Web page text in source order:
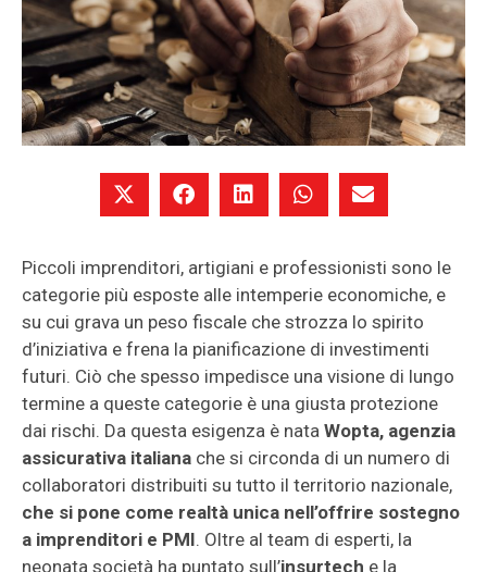
Piccoli imprenditori, artigiani e professionisti sono le
categorie più esposte alle intemperie economiche, e
su cui grava un peso fiscale che strozza lo spirito
d’iniziativa e frena la pianificazione di investimenti
futuri. Ciò che spesso impedisce una visione di lungo
termine a queste categorie è una giusta protezione
dai rischi. Da questa esigenza è nata Wopta, agenzia
assicurativa italiana che si circonda di un numero di
collaboratori distribuiti su tutto il territorio nazionale,
che si pone come realtà unica nell’offrire sostegno
a imprenditori e PMI. Oltre al team di esperti, la
neonata società ha puntato sull’insurtech e la